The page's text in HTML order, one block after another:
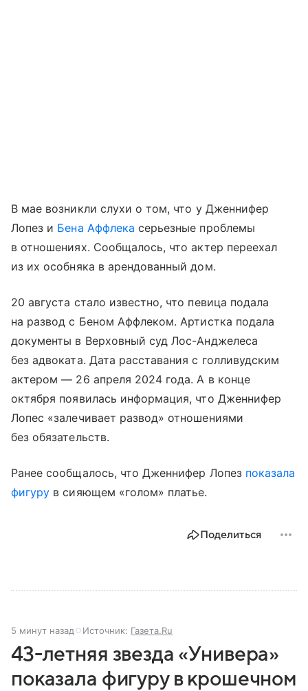
В мае возникли слухи о том, что у Дженнифер
Лопез и Бена Аффлека серьезные проблемы
в отношениях. Сообщалось, что актер переехал
из их особняка в арендованный дом.
20 августа стало известно, что певица подала
на развод с Беном Аффлеком. Артистка подала
документы в Верховный суд Лос-Анджелеса
без адвоката. Дата расставания с голливудским
актером — 26 апреля 2024 года. А в конце
октября появилась информация, что Дженнифер
Лопес «залечивает развод» отношениями
без обязательств.
Ранее сообщалось, что Дженнифер Лопез показала
фигуру в сияющем «голом» платье.
Поделиться
5 минут назад Источник: Газета.Ru
43-летняя звезда «Универа»
показала фигуру в крошечном